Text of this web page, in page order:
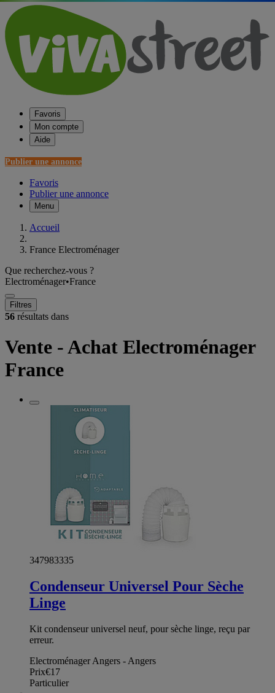
Favoris
Mon compte
Aide
Publier une annonce
Favoris
Publier une annonce
Menu
Accueil
France Electroménager
Que recherchez-vous ?
Electroménager•France
Filtres
56 résultats dans
Vente - Achat Electroménager
France
347983335
Condenseur Universel Pour Sèche
Linge
Kit condenseur universel neuf, pour sèche linge, reçu par
erreur.
Electroménager Angers - Angers
Prix€17
Particulier